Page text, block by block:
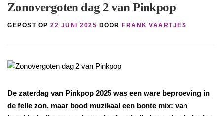
inhoud
Zonovergoten dag 2 van Pinkpop
GEPOST OP 22 JUNI 2025 DOOR FRANK VAARTJES
De zaterdag van Pinkpop 2025 was een ware beproeving in
de felle zon, maar bood muzikaal een bonte mix: van